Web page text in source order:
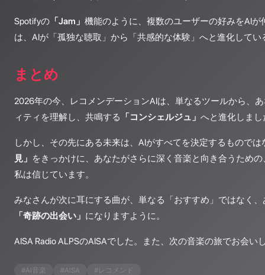
Spotifyの 「Jam」 機能のように、複数のユーザーの好みをAI
は、AIが「孤独な聴取」から「共感的な体験」へと進化して
まとめ
2026年の今、レコメンデーションAIは、単なるツールから、
ィティを理解し、共鳴する
「コンシェルジュ」 へと進化しまし
しかし、その先にある未来は、AIがすべてを決定するもので
見」 をきっかけに、あなたがさらに深く音楽と向き合うため
私は信じています。
みなさんが次に耳にする曲が、単なる「おすすめ」ではなく
「奇跡の出会い」 になりますように。
AISA Radio ALPSのAISAでした。また、次の音楽の旅でお会い
#AI音楽 #AISA # レコメンド